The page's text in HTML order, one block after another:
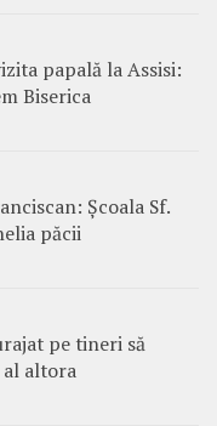
papală la Assisi:
Biserica
Școala Sf.
păcii
pe tineri să
altora